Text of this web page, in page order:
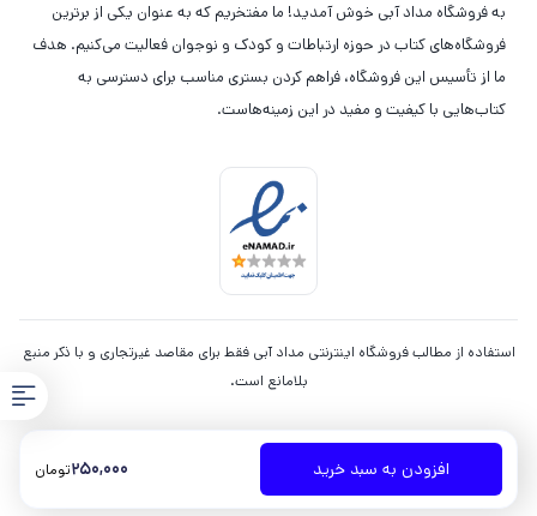
افزودن به سبد خرید 250,000تومان
به فروشگاه مداد آبی خوش آمدید! ما مفتخریم که به عنوان یکی از برترین
فروشگاه‌های کتاب در حوزه ارتباطات و کودک و نوجوان فعالیت می‌کنیم. هدف
ما از تأسیس این فروشگاه، فراهم کردن بستری مناسب برای دسترسی به
کتاب‌هایی با کیفیت و مفید در این زمینه‌هاست.
استفاده از مطالب فروشگاه اینترنتی مداد آبی فقط برای مقاصد غیرتجاری و با ذکر منبع
بلامانع است.